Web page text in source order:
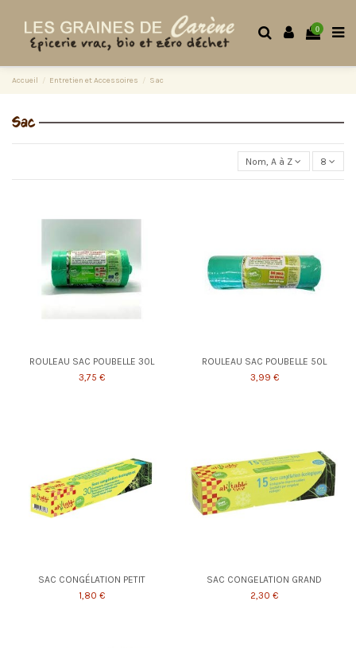
0
Accueil Entretien et Accessoires Sac
Sac
Nom, A à Z 8
ROULEAU SAC POUBELLE 30L
3,75 €
ROULEAU SAC POUBELLE 50L
3,99 €
SAC CONGÉLATION PETIT
1,80 €
SAC CONGELATION GRAND
2,30 €